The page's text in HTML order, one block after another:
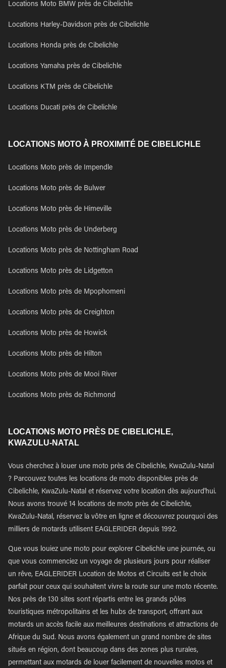
Locations Moto BMW près de Cibelichle
Locations Harley-Davidson près de Cibelichle
Locations Honda près de Cibelichle
Locations Yamaha près de Cibelichle
Locations KTM près de Cibelichle
Locations Ducati près de Cibelichle
LOCATIONS MOTO À PROXIMITÉ DE CIBELICHLE
Locations Moto près de Impendle
Locations Moto près de Bulwer
Locations Moto près de Himeville
Locations Moto près de Underberg
Locations Moto près de Nottingham Road
Locations Moto près de Lidgetton
Locations Moto près de Mpophomeni
Locations Moto près de Creighton
Locations Moto près de Howick
Locations Moto près de Hilton
Locations Moto près de Mooi River
Locations Moto près de Richmond
LOCATIONS MOTO PRÈS DE CIBELICHLE,
KWAZULU-NATAL
Vous cherchez à louer une moto près de Cibelichle, KwaZulu-Natal
? Parcouvez toutes les locations de moto disponibles près de
Cibelichle, KwaZulu-Natal et réservez votre location dès aujourd'hui.
Nous avons trouvé 14 locations de moto près de Cibelichle,
KwaZulu-Natal, réservez la vôtre en ligne et découvrez pourquoi des
milliers de motards utilisent EAGLERIDER depuis 1992.
Que vous louiez une moto pour explorer Cibelichle une journée, ou
que vous commenciez un voyage de plusieurs jours pour réaliser
un rêve, EAGLERIDER Location de Motos et Circuits est le choix
parfait pour ceux qui souhaitent vivre la route sur une moto récente.
Nos près de 130 sites sont répartis entre les grands pôles
touristiques métropolitains et les hubs de transport, offrant aux
motards un accès facile aux meilleures destinations et attractions de
Afrique du Sud. Nous avons également un grand nombre de sites
situés en région, dont beaucoup dans des zones plus rurales,
permettant aux motards de louer facilement de nouvelles motos et